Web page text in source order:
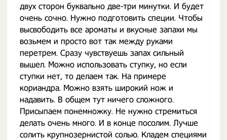
двух сторон буквально две-три минутки. И будет
очень сочно. Нужно подготовить специи. Чтобы
высвободить все ароматы и вкусные запахи мы
возьмем и просто вот так между руками
перетрем. Сразу чувствуешь запах сильный
вышел. Можно использовать ступку, но если
ступки нет, то делаем так. На примере
кориандра. Можно взять широкий нож и
надавить. В общем тут ничего сложного.
Присыпаем понемножку. Не нужно стремиться
делать очень много. И в конце посолим. Лучше
солить крупнозернистой солью. Кладем специями